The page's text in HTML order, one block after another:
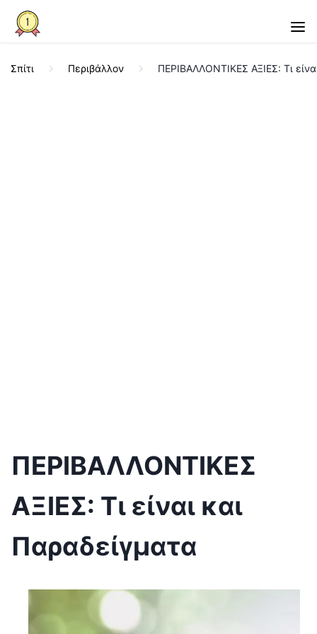
Σπίτι Περιβάλλον ΠΕΡΙΒΑΛΛΟΝΤΙΚΕΣ ΑΞΙΕΣ: Τι
ΠΕΡΙΒΑΛΛΟΝΤΙΚΕΣ
ΑΞΙΕΣ: Τι είναι και
Παραδείγματα